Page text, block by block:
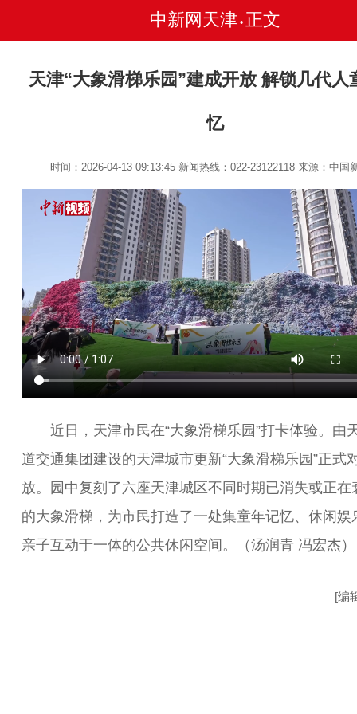
中新网天津 • 正文
天津“大象滑梯乐园”建成开放 解锁几代人
忆
时间：2026-04-13 09:13:45 新闻热线：022-23122118来源：中国
近日，天津市民在“大象滑梯乐园”打卡体验。由
道交通集团建设的天津城市更新“大象滑梯乐园”正式
放。园中复刻了六座天津城区不同时期已消失或正在
的大象滑梯，为市民打造了一处集童年记忆、休闲娱
亲子互动于一体的公共休闲空间。（汤润青 冯宏杰）
[编